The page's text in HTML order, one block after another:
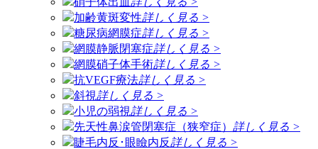
加齢黄斑変性詳しく見る >
糖尿病網膜症詳しく見る >
網膜静脈閉塞症詳しく見る >
網膜硝子体手術詳しく見る >
抗VEGF療法詳しく見る >
斜視詳しく見る >
小児の弱視詳しく見る >
先天性鼻涙管閉塞症（狭窄症） 詳しく見る >
睫毛内反･眼瞼内反詳しく見る >